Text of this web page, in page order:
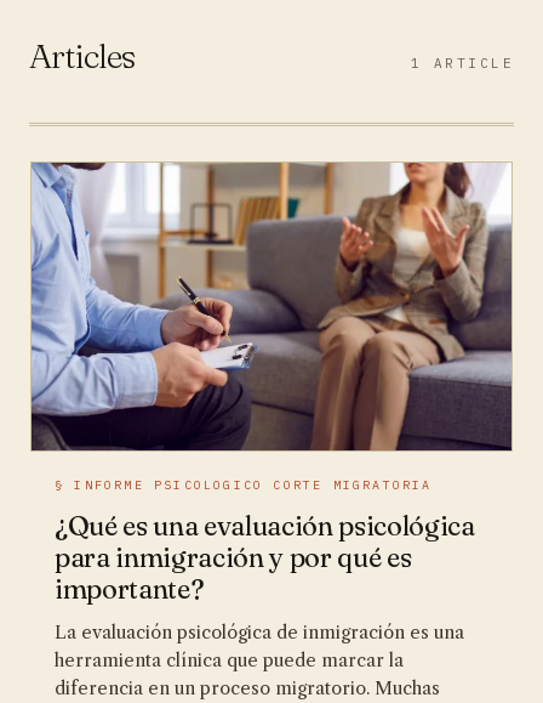
Articles 1 ARTICLE
§ INFORME PSICOLOGICO CORTE MIGRATORIA
¿Qué es una evaluación psicológica
para inmigración y por qué es
importante?
La evaluación psicológica de inmigración es una
herramienta clínica que puede marcar la
diferencia en un proceso migratorio. Muchas